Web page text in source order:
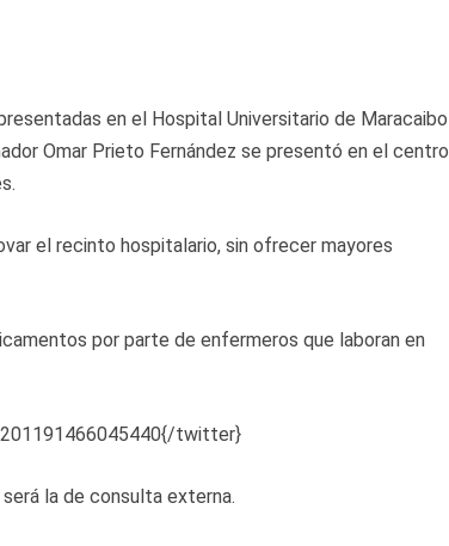
en el Hospital Universitario de Maracaibo
Omar Prieto Fernández se presentó en el centro
el recinto hospitalario, sin ofrecer mayores
por parte de enfermeros que laboran en
twitter}
la de consulta externa.